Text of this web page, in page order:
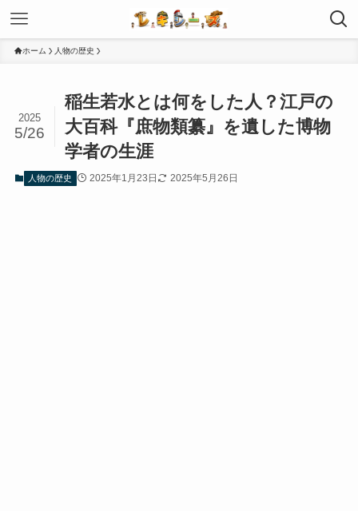
ホーム 人物の歴史
稲生若水とは何をした人？江戸の
大百科『庶物類纂』を遺した博物
学者の生涯
2025
5/26
人物の歴史 2025年1月23日 2025年5月26日